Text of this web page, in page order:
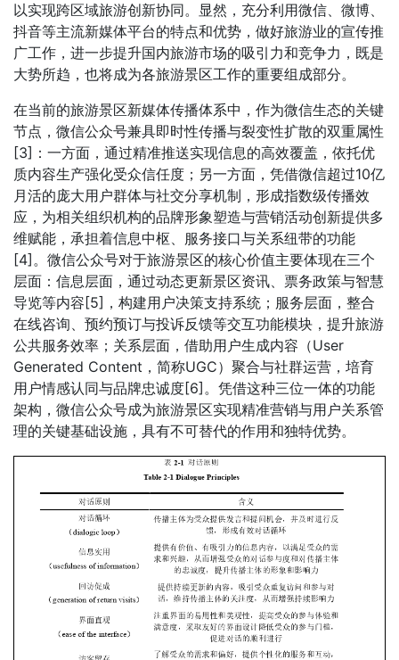
以实现跨区域旅游创新协同。显然，充分利用微信、微博、
抖音等主流新媒体平台的特点和优势，做好旅游业的宣传推
广工作，进一步提升国内旅游市场的吸引力和竞争力，既是
大势所趋，也将成为各旅游景区工作的重要组成部分。
在当前的旅游景区新媒体传播体系中，作为微信生态的关键
节点，微信公众号兼具即时性传播与裂变性扩散的双重属性
[3]：一方面，通过精准推送实现信息的高效覆盖，依托优
质内容生产强化受众信任度；另一方面，凭借微信超过10亿
月活的庞大用户群体与社交分享机制，形成指数级传播效
应，为相关组织机构的品牌形象塑造与营销活动创新提供多
维赋能，承担着信息中枢、服务接口与关系纽带的功能
[4]。微信公众号对于旅游景区的核心价值主要体现在三个
层面：信息层面，通过动态更新景区资讯、票务政策与智慧
导览等内容[5]，构建用户决策支持系统；服务层面，整合
在线咨询、预约预订与投诉反馈等交互功能模块，提升旅游
公共服务效率；关系层面，借助用户生成内容（User
Generated Content，简称UGC）聚合与社群运营，培育
用户情感认同与品牌忠诚度[6]。凭借这种三位一体的功能
架构，微信公众号成为旅游景区实现精准营销与用户关系管
理的关键基础设施，具有不可替代的作用和独特优势。